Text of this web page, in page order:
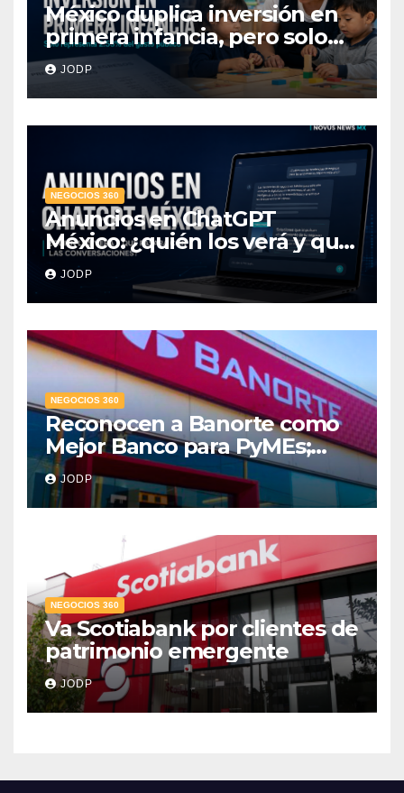
México duplica inversión en
primera infancia, pero solo
destina 2.53% del gasto
público
JODP
NEGOCIOS 360
Anuncios en ChatGPT
México: ¿quién los verá y qué
pasará con las
conversaciones?
JODP
NEGOCIOS 360
Reconocen a Banorte como
Mejor Banco para PyMEs;
supera 14% del mercado
crediticio
JODP
NEGOCIOS 360
Va Scotiabank por clientes de
patrimonio emergente
JODP